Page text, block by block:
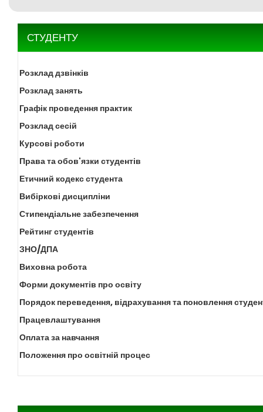
СТУДЕНТУ
Розклад дзвінків
Розклад занять
Графік проведення практик
Розклад сесій
Курсові роботи
Права та обов'язки студентів
Етичний кодекс студента
Вибіркові дисципліни
Стипендіальне забезпечення
Рейтинг студентів
ЗНО/ДПА
Виховна робота
Форми документів про освіту
Порядок переведення, відрахування та поновлення
Працевлаштування
Оплата за навчання
Положення про освітній процес